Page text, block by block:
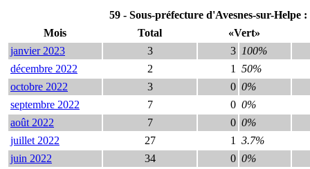
59 - Sous-préfecture d'Avesnes-sur-Helpe
Mois
Total
«Vert»
janvier 2023
3 3 100%
décembre 2022
2 1
50%
octobre 2022
3 0 0%
septembre 2022
7 0 0%
août 2022
7 0 0%
juillet 2022
27 1
3.7%
juin 2022
34 0 0%